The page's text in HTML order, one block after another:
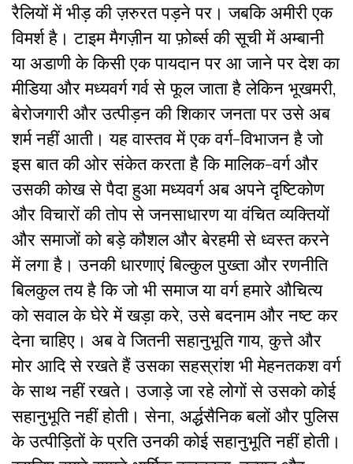
रैलियों में भीड़ की ज़रुरत पड़ने पर। जबकि अमीरी एक
विमर्श है। टाइम मैगज़ीन या फ़ोर्ब्स की सूची में अम्बानी
या अडाणी के किसी एक पायदान पर आ जाने पर देश का
मीडिया और मध्यवर्ग गर्व से फूल जाता है लेकिन भूखमरी,
बेरोजगारी और उत्पीड़न की शिकार जनता पर उसे अब
शर्म नहीं आती। यह वास्तव में एक वर्ग-विभाजन है जो
इस बात की ओर संकेत करता है कि मालिक-वर्ग और
उसकी कोख से पैदा हुआ मध्यवर्ग अब अपने दृष्टिकोण
और विचारों की तोप से जनसाधारण या वंचित व्यक्तियों
और समाजों को बड़े कौशल और बेरहमी से ध्वस्त करने
में लगा है। उनकी धारणाएं बिल्कुल पुख्ता और रणनीति
बिलकुल तय है कि जो भी समाज या वर्ग हमारे औचित्य
को सवाल के घेरे में खड़ा करे, उसे बदनाम और नष्ट कर
देना चाहिए। अब वे जितनी सहानुभूति गाय, कुत्ते और
मोर आदि से रखते हैं उसका सहस्रांश भी मेहनतकश वर्ग
के साथ नहीं रखते। उजाड़े जा रहे लोगों से उसको कोई
सहानुभूति नहीं होती। सेना, अर्द्धसैनिक बलों और पुलिस
के उत्पीड़ितों के प्रति उनकी कोई सहानुभूति नहीं होती।